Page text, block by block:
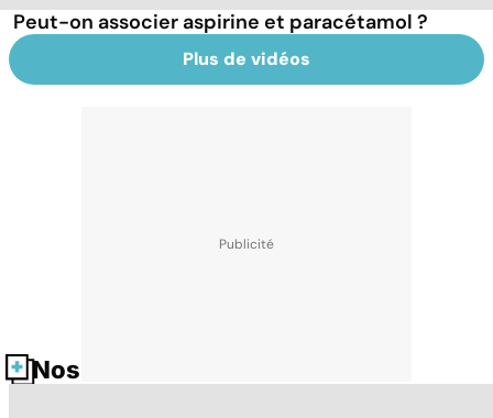
Peut-on associer aspirine et paracétamol ?
Plus de vidéos
Nos fiches santé